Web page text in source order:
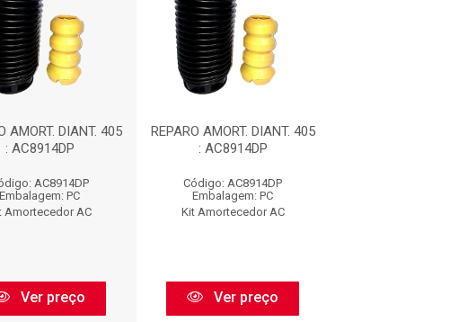
AMORT. DIANT. 405
: AC8914DP
AC8914DP
Embalagem: PC
Amortecedor AC
Ver preço
REPARO AMORT. DIANT. 405
: AC8914DP
Código: AC8914DP
Embalagem: PC
Kit Amortecedor AC
Ver preço